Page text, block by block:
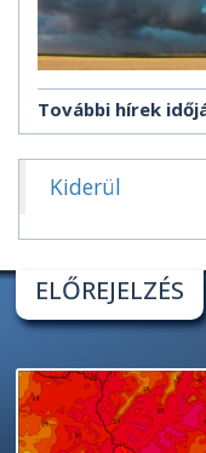
További hírek
Kiderül
ELŐREJELZÉS